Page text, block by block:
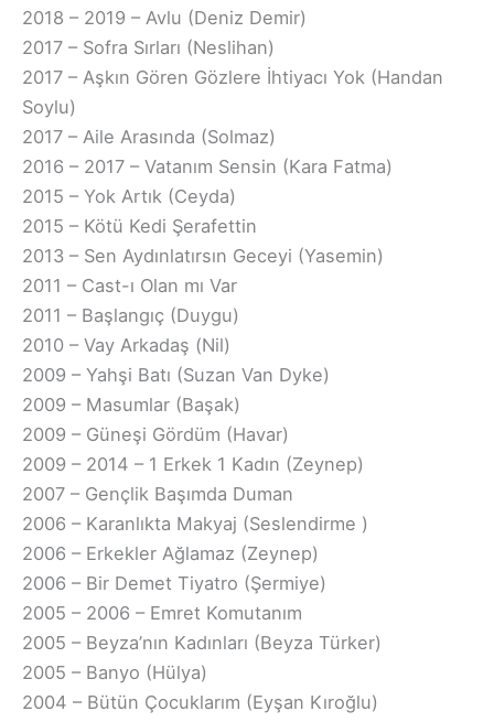
2018 – 2019 – Avlu (Deniz Demir)
2017 – Sofra Sırları (Neslihan)
2017 – Aşkın Gören Gözlere İhtiyacı Yok (Handan
Soylu)
2017 – Aile Arasında (Solmaz)
2016 – 2017 – Vatanım Sensin (Kara Fatma)
2015 – Yok Artık (Ceyda)
2015 – Kötü Kedi Şerafettin
2013 – Sen Aydınlatırsın Geceyi (Yasemin)
2011 – Cast-ı Olan mı Var
2011 – Başlangıç (Duygu)
2010 – Vay Arkadaş (Nil)
2009 – Yahşi Batı (Suzan Van Dyke)
2009 – Masumlar (Başak)
2009 – Güneşi Gördüm (Havar)
2009 – 2014 – 1 Erkek 1 Kadın (Zeynep)
2007 – Gençlik Başımda Duman
2006 – Karanlıkta Makyaj (Seslendirme )
2006 – Erkekler Ağlamaz (Zeynep)
2006 – Bir Demet Tiyatro (Şermiye)
2005 – 2006 – Emret Komutanım
2005 – Beyza’nın Kadınları (Beyza Türker)
2005 – Banyo (Hülya)
2004 – Bütün Çocuklarım (Eyşan Kıroğlu)